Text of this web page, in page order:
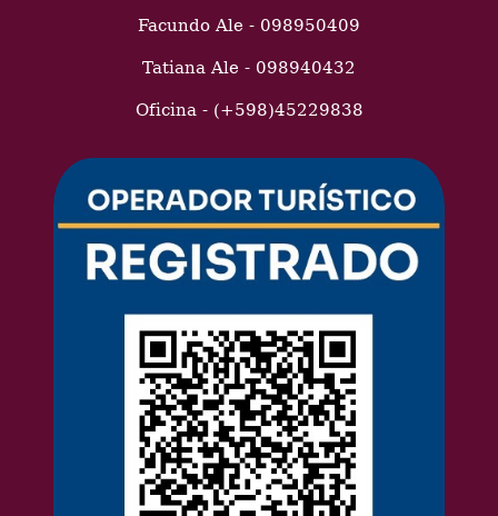
Facundo Ale - 098950409
Tatiana Ale - 098940432
Oficina - (+598)45229838